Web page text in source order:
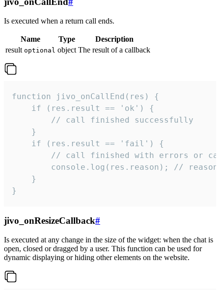
Is executed when a return call ends.
Name Type
Description
result optional object The result of a callback
function jivo_onCallEnd(res) {
    if (res.result == 'ok') {
        // call finished successfully
    }
    if (res.result == 'fail') {
// call finished with errors or
console.log(res.reason); //
    }
}
jivo_onResizeCallback#
Is executed at any change in the size of the widget: when the chat is
open, closed or dragged by a user. This function can be used for
dynamic displaying or hiding other elements on the website.